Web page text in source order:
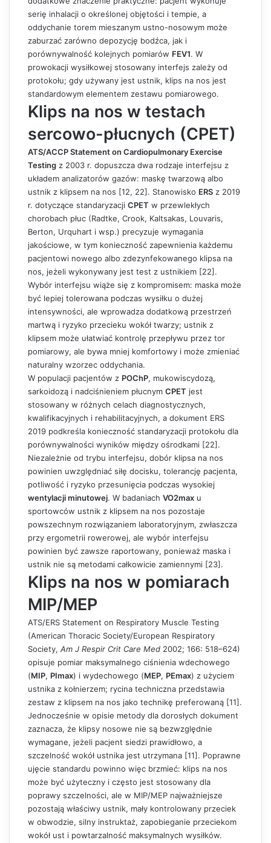
serię inhalacji o określonej objętości i tempie, a
oddychanie torem mieszanym ustno-nosowym może
zaburzać zarówno depozycję bodźca, jak i
porównywalność kolejnych pomiarów FEV1. W
prowokacji wysiłkowej stosowany interfejs zależy od
protokołu; gdy używany jest ustnik, klips na nos jest
standardowym elementem zestawu pomiarowego.
Klips na nos w testach
sercowo-płucnych (CPET)
ATS/ACCP Statement on Cardiopulmonary Exercise
Testing z 2003 r. dopuszcza dwa rodzaje interfejsu z
układem analizatorów gazów: maskę twarzową albo
ustnik z klipsem na nos [12, 22]. Stanowisko ERS z 2019
r. dotyczące standaryzacji CPET w przewlekłych
chorobach płuc (Radtke, Crook, Kaltsakas, Louvaris,
Berton, Urquhart i wsp.) precyzuje wymagania
jakościowe, w tym konieczność zapewnienia każdemu
pacjentowi nowego albo zdezynfekowanego klipsa na
nos, jeżeli wykonywany jest test z ustnikiem [22].
Wybór interfejsu wiąże się z kompromisem: maska może
być lepiej tolerowana podczas wysiłku o dużej
intensywności, ale wprowadza dodatkową przestrzeń
martwą i ryzyko przecieku wokół twarzy; ustnik z
klipsem może ułatwiać kontrolę przepływu przez tor
pomiarowy, ale bywa mniej komfortowy i może zmieniać
naturalny wzorzec oddychania.
W populacji pacjentów z POChP, mukowiscydozą,
sarkoidozą i nadciśnieniem płucnym CPET jest
stosowany w różnych celach diagnostycznych,
kwalifikacyjnych i rehabilitacyjnych, a dokument ERS
2019 podkreśla konieczność standaryzacji protokołu dla
porównywalności wyników między ośrodkami [22].
Niezależnie od trybu interfejsu, dobór klipsa na nos
powinien uwzględniać siłę docisku, tolerancję pacjenta,
potliwość i ryzyko przesunięcia podczas wysokiej
wentylacji minutowej. W badaniach VO2max u
sportowców ustnik z klipsem na nos pozostaje
powszechnym rozwiązaniem laboratoryjnym, zwłaszcza
przy ergometrii rowerowej, ale wybór interfejsu
powinien być zawsze raportowany, ponieważ maska i
ustnik nie są metodami całkowicie zamiennymi [23].
Klips na nos w pomiarach
MIP/MEP
ATS/ERS Statement on Respiratory Muscle Testing
(American Thoracic Society/European Respiratory
Society, Am J Respir Crit Care Med 2002; 166: 518–624)
opisuje pomiar maksymalnego ciśnienia wdechowego
(MIP, PImax) i wydechowego (MEP, PEmax) z użyciem
ustnika z kołnierzem; rycina techniczna przedstawia
zestaw z klipsem na nos jako technikę preferowaną [11].
Jednocześnie w opisie metody dla dorosłych dokument
zaznacza, że klipsy nosowe nie są bezwzględnie
wymagane, jeżeli pacjent siedzi prawidłowo, a
szczelność wokół ustnika jest utrzymana [11]. Poprawne
ujęcie standardu powinno więc brzmieć: klips na nos
może być użyteczny i często jest stosowany dla
poprawy szczelności, ale w MIP/MEP najważniejsze
pozostają właściwy ustnik, mały kontrolowany przeciek
w obwodzie, silny instruktaż, zapobieganie przeciekom
wokół ust i powtarzalność maksymalnych wysiłków.